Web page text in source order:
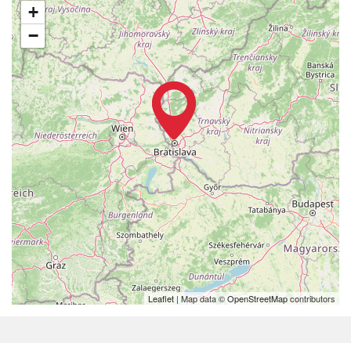
+
−
Leaflet | Map data ©OpenStreetMapcontributors